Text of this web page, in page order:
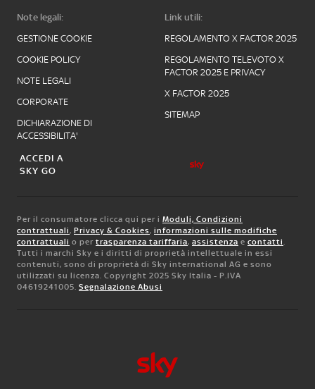
Note legali:
GESTIONE COOKIE
COOKIE POLICY
NOTE LEGALI
CORPORATE
DICHIARAZIONE DI
ACCESSIBILITA'
Link utili:
REGOLAMENTO X FACTOR 2025
REGOLAMENTO TELEVOTO X
FACTOR 2025 E PRIVACY
X FACTOR 2025
SITEMAP
ACCEDI A
SKY GO
Per il consumatore clicca qui per i Moduli, Condizioni
contrattuali, Privacy & Cookies, informazioni sulle modifiche
contrattuali o per trasparenza tariffaria, assistenza e contatti.
Tutti i marchi Sky e i diritti di proprietà intellettuale in essi
contenuti, sono di proprietà di Sky international AG e sono
utilizzati su licenza. Copyright 2025 Sky Italia - P.IVA
04619241005. Segnalazione Abusi